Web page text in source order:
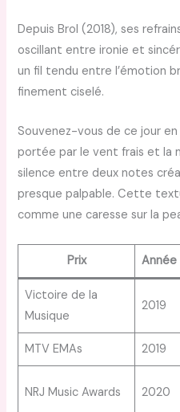
Depuis Brol (2018), ses
oscillant entre ironie et
un fil tendu entre l’émotion
finement ciselé.
Souvenez-vous de ce jour en
portée par le vent frais et la
silence entre deux notes
presque palpable. Cette
comme une caresse sur la
Prix Année
Victoire de la
Musique
2019
MTV EMAs 2019
NRJ Music Awards 2020